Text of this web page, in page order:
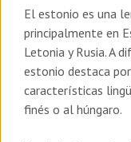
El estonio es una
principalmente en
Letonia y Rusia.A
estonio destaca
características
finés o al húngaro.